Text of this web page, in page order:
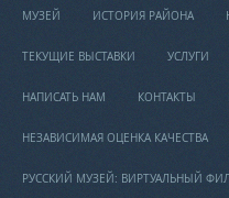
МУЗЕЙ ИСТОРИЯ РАЙОНА
ТЕКУЩИЕ ВЫСТАВКИ УСЛУГИ
НАПИСАТЬ НАМ КОНТАКТЫ
НЕЗАВИСИМАЯ ОЦЕНКА КАЧЕСТВА
РУССКИЙ МУЗЕЙ: ВИРТУАЛЬНЫЙ